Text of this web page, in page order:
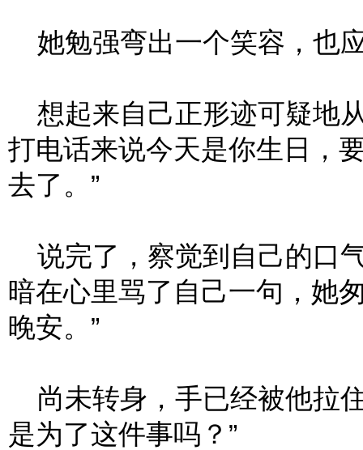
她勉强弯出一个笑容，也
想起来自己正形迹可疑地
打电话来说今天是你生日，
去了。”
说完了，察觉到自己的口
暗在心里骂了自己一句，她
晚安。”
尚未转身，手已经被他拉
是为了这件事吗？”